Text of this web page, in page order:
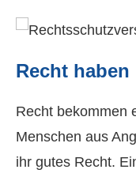
Recht
Recht bekommen
Menschen aus
ihr gutes Recht.